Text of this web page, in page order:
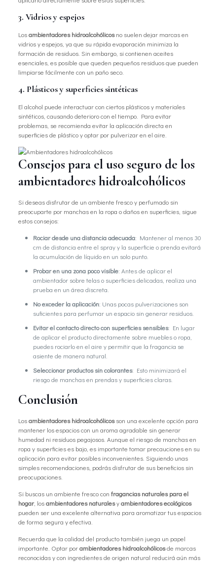
3. Vidrios y espejos
Losambientadores hidroalcohólicosno suelen dejar marcas en
vidrios y espejos, ya que su rápida evaporación minimiza la
formación de residuos. Sin embargo, si contienen aceites
esenciales, es posible que queden pequeños residuos que pueden
limpiarse fácilmente con un paño seco.
4. Plásticos y superficies sintéticas
El alcohol puede interactuar con ciertos plásticos y materiales
sintéticos, causando deterioro con el tiempo. Para evitar
problemas, se recomienda evitar la aplicación directa en
superficies de plástico y optar por pulverizar en el aire.
Consejos para el uso seguro de los
ambientadores hidroalcohólicos
Si deseas disfrutar de un ambiente fresco y perfumado sin
preocuparte por manchas en la ropa o daños en superficies, sigue
estos consejos:
Rociar desde una distancia adecuada: Mantener al menos 30
cm de distancia entre el spray y la superficie o prenda evitará
la acumulación de líquido en un solo punto.
Probar en una zona poco visible: Antes de aplicar el
ambientador sobre telas o superficies delicadas, realiza una
prueba en un área discreta.
No exceder la aplicación: Unas pocas pulverizaciones son
suficientes para perfumar un espacio sin generar residuos.
Evitar el contacto directo con superficies sensibles: En lugar
de aplicar el producto directamente sobre muebles o ropa,
puedes rociarlo en el aire y permitir que la fragancia se
asiente de manera natural.
Seleccionar productos sin colorantes: Esto minimizará el
riesgo de manchas en prendas y superficies claras.
Conclusión
Losambientadores hidroalcohólicosson una excelente opción para
mantener los espacios con un aroma agradable sin generar
humedad ni residuos pegajosos. Aunque el riesgo de manchas en
ropa y superficies es bajo, es importante tomar precauciones en su
aplicación para evitar posibles inconvenientes. Siguiendo unas
simples recomendaciones, podrás disfrutar de sus beneficios sin
preocupaciones.
Si buscas un ambiente fresco con fragancias naturales para el
hogar, losambientadores naturalesyambientadores ecológicos
pueden ser una excelente alternativa para aromatizar tus espacios
de forma segura y efectiva.
Recuerda que la calidad del producto también juega un papel
importante. Optar porambientadores hidroalcohólicosde marcas
reconocidas y con ingredientes de origen natural reducirá aún más